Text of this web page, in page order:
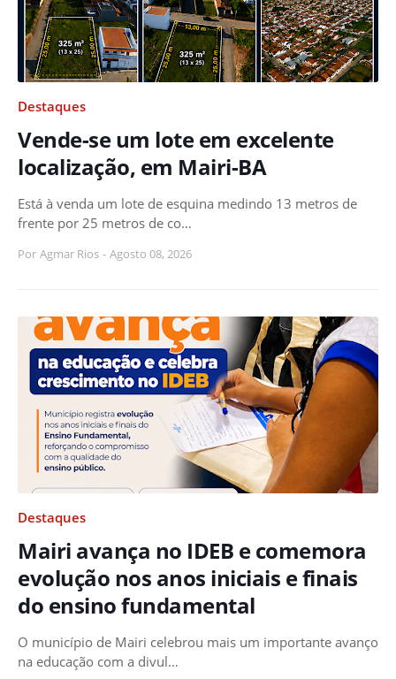
Destaques
Vende-se um lote em excelente
localização, em Mairi-BA
Está à venda um lote de esquina medindo 13 metros de
frente por 25 metros de co…
Por Agmar Rios - Agosto 08, 2026
Destaques
Mairi avança no IDEB e comemora
evolução nos anos iniciais e finais
do ensino fundamental
O município de Mairi celebrou mais um importante avanço
na educação com a divul…